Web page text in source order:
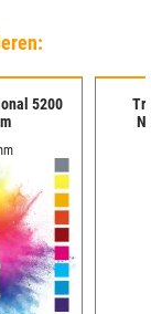
5200